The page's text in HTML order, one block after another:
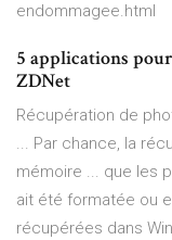
endommagee.html
5 applications
ZDNet
Récupération de
... Par chance, la
mémoire ... que les
ait été formatée ou
récupérées dans